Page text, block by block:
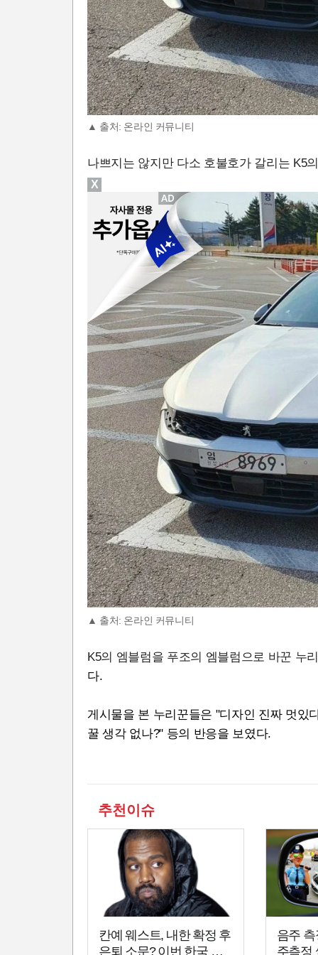
▲ 출처: 온라인 커뮤니티
나쁘지는 않지만 다소 호불호가 갈리는 K5
▲ 출처: 온라인 커뮤니티
K5의 엠블럼을 푸조의 엠블럼으로 바꾼 누
다.
게시물을 본 누리꾼들은 "디자인 진짜 멋있
꿀 생각 없나?" 등의 반응을 보였다.
추천이슈
칸예 웨스트, 내한 확정 후
은퇴 소문? 이번 한국 공
음주
주측정
X